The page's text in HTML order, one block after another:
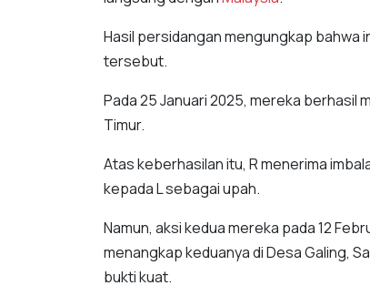
Hasil persidangan mengungkap bahwa
tersebut.
Pada 25 Januari 2025, mereka berhasil
Timur.
Atas keberhasilan itu, R menerima
kepada L sebagai upah.
Namun, aksi kedua mereka pada 12
menangkap keduanya di Desa Galing,
bukti kuat.